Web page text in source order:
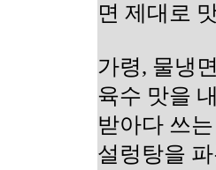
면 제대로
가령, 물냉
육수 맛을
받아다 쓰
설렁탕을